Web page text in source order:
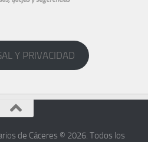
Y PRIVACIDAD
de Cáceres © 2026. Todos los